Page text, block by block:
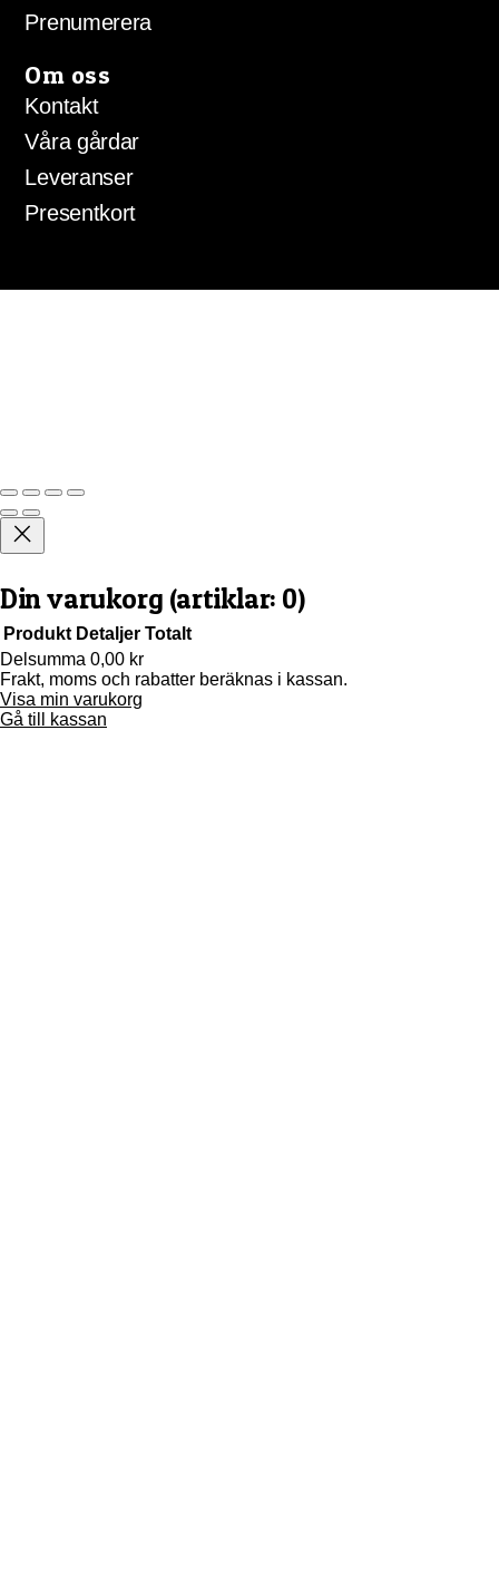
Prenumerera
Om oss
Kontakt
Våra gårdar
Leveranser
Presentkort
Din varukorg (artiklar: 0)
Produkter
i
Produkt Detaljer Totalt
Delsumma 0,00 kr
Frakt, moms och rabatter beräknas i kassan.
Visa min varukorg
Gå till kassan